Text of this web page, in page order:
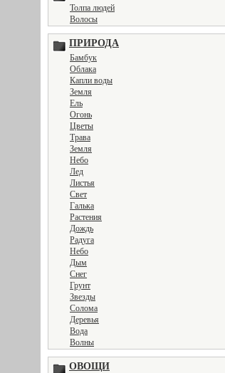
Толпа людей
Волосы
ПРИРОДА
Бамбук
Облака
Капли воды
Земля
Ель
Огонь
Цветы
Трава
Земля
Небо
Лед
Листья
Свет
Галька
Растения
Дождь
Радуга
Небо
Дым
Снег
Грунт
Звезды
Солома
Деревья
Вода
Волны
ОВОЩИ